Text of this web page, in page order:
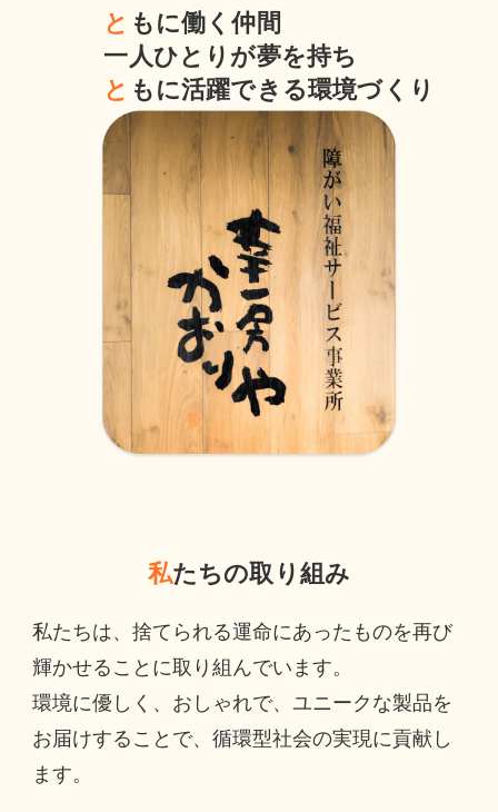
と もに働く仲間
一人ひとりが夢を持ち
と もに活躍できる環境づくり
私たちの取り組み
私たちは、捨てられる運命にあったものを再び
輝かせることに取り組んでいます。
環境に優しく、おしゃれで、ユニークな製品を
お届けすることで、循環型社会の実現に貢献し
ます。